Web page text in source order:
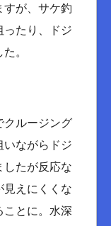
すが、サケ釣
ったり、ドジ
。
クルージング
いながらドジ
したが反応な
見えにくくな
ことに。水深